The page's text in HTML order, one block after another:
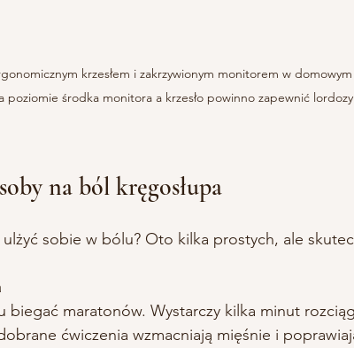
krzesłem i zakrzywionym monitorem w
poziomie środka monitora a krzesło powinno zapewnić
na ból kręgosłupa
sobie w bólu? Oto kilka prostych, ale
biegać maratonów. Wystarczy kilka minut
ćwiczenia wzmacniają mięśnie i